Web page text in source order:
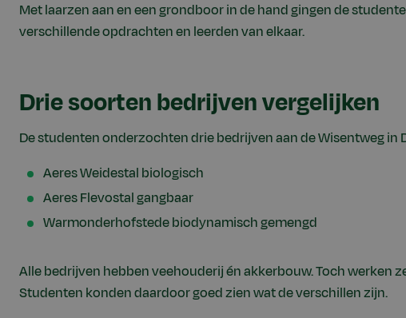
Met laarzen aan en een grondboor in de hand gingen de
verschillende opdrachten en leerden van elkaar.
Drie soorten bedrijven vergelijken
De studenten onderzochten drie bedrijven aan de Wisentweg in
Aeres Weidestal biologisch
Aeres Flevostal gangbaar
Warmonderhofstede biodynamisch gemengd
Alle bedrijven hebben veehouderij én akkerbouw. Toch werken
Studenten konden daardoor goed zien wat de verschillen zijn.